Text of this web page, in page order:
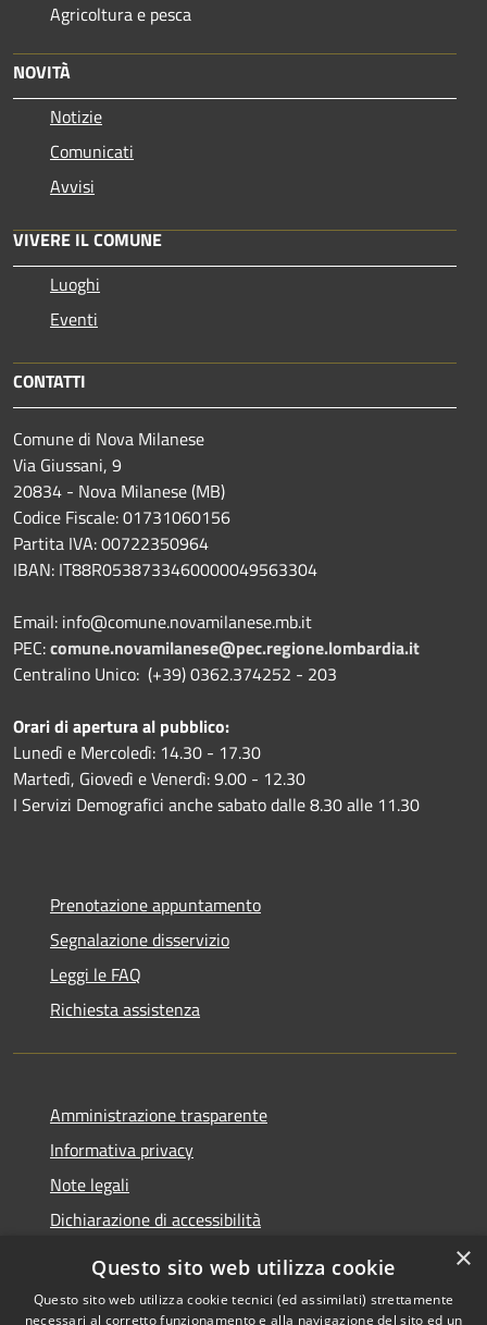
Agricoltura e pesca
NOVITÀ
Notizie
Comunicati
Avvisi
VIVERE IL COMUNE
Luoghi
Eventi
CONTATTI
Comune di Nova Milanese
Via Giussani, 9
20834 - Nova Milanese (MB)
Codice Fiscale: 01731060156
Partita IVA: 00722350964
IBAN: IT88R0538733460000049563304
Email: info@comune.novamilanese.mb.it
PEC:comune.novamilanese@pec.regione.lombardia.it
Centralino Unico: (+39) 0362.374252 - 203
Orari di apertura al pubblico:
Lunedì e Mercoledì: 14.30 - 17.30
Martedì, Giovedì e Venerdì: 9.00 - 12.30
I Servizi Demografici anche sabato dalle 8.30 alle 11.30
Prenotazione appuntamento
Segnalazione disservizio
Leggi le FAQ
Richiesta assistenza
Amministrazione trasparente
Informativa privacy
Note legali
Dichiarazione di accessibilità
×
Questo sito web utilizza cookie
Questo sito web utilizza cookie tecnici (ed assimilati) strettamente
necessari al corretto funzionamento e alla navigazione del sito ed un